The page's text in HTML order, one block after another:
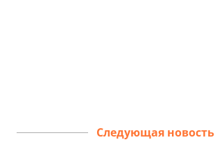
Следующая новость